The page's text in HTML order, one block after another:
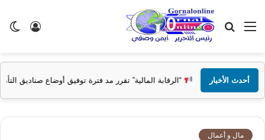
تسجيل
القائمة بحث
عن
أحدث الأخبار
“الرقابة المالية” تقرر مد فترة توفيق أوضاع صناديق التأمين الخاصة حتى 31 ديسمبر المقبل
مال و أعمال